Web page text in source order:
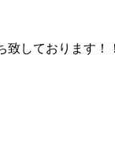
しております！！